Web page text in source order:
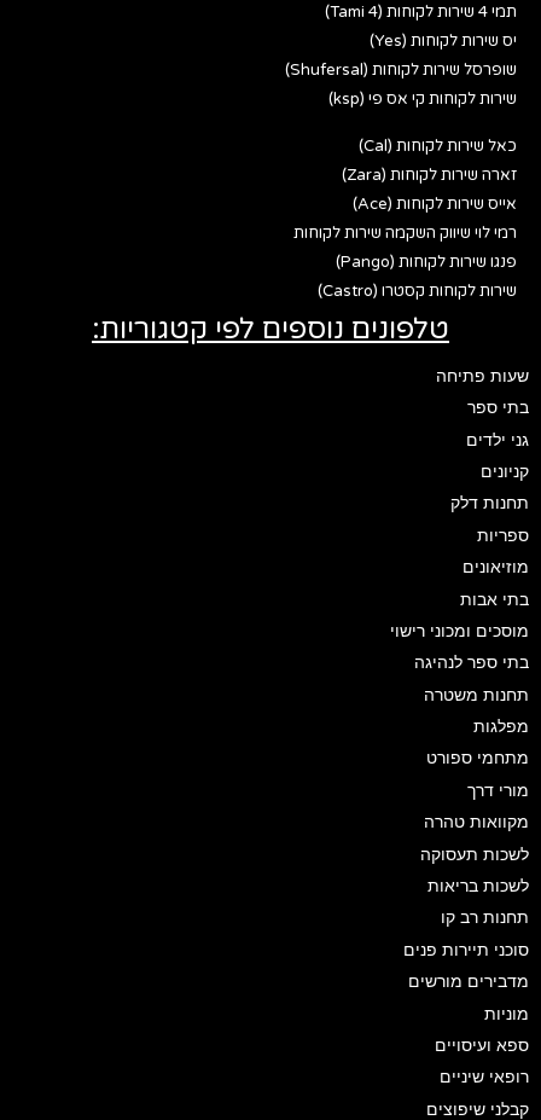
תמי 4 שירות לקוחות (Tami 4)
יס שירות לקוחות (Yes)
שופרסל שירות לקוחות (Shufersal)
שירות לקוחות קי אס פי (ksp)
כאל שירות לקוחות (Cal)
זארה שירות לקוחות (Zara)
אייס שירות לקוחות (Ace)
רמי לוי שיווק השקמה שירות לקוחות
פנגו שירות לקוחות (Pango)
שירות לקוחות קסטרו (Castro)
טלפונים נוספים לפי קטגוריות:
שעות פתיחה
בתי ספר
גני ילדים
קניונים
תחנות דלק
ספריות
מוזיאונים
בתי אבות
מוסכים ומכוני רישוי
בתי ספר לנהיגה
תחנות משטרה
מפלגות
מתחמי ספורט
מורי דרך
מקוואות טהרה
לשכות תעסוקה
לשכות בריאות
תחנות רב קו
סוכני תיירות פנים
מדבירים מורשים
מוניות
ספא ועיסויים
רופאי שיניים
קבלני שיפוצים